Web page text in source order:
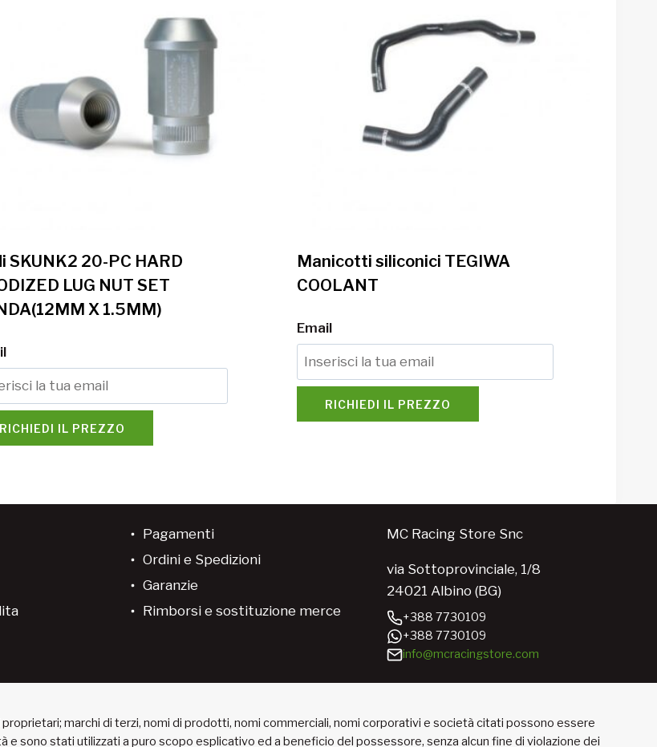
SKUNK2 20-PC HARD
LUG NUT SET
X 1.5MM)
RICHIEDI IL PREZZO
Manicotti siliconici TEGIWA
COOLANT
Email
RICHIEDI IL PREZZO
Pagamenti
Ordini e Spedizioni
Garanzie
Rimborsi e sostituzione merce
MC Racing Store Snc
via Sottoprovinciale, 1/8
24021 Albino (BG)
+388 7730109
+388 7730109
info@mcracingstore.com
marchi di terzi, nomi di prodotti, nomi commerciali, nomi corporativi e società citati possono essere
sono stati utilizzati a puro scopo esplicativo ed a beneficio del possessore, senza alcun fine di violazione dei